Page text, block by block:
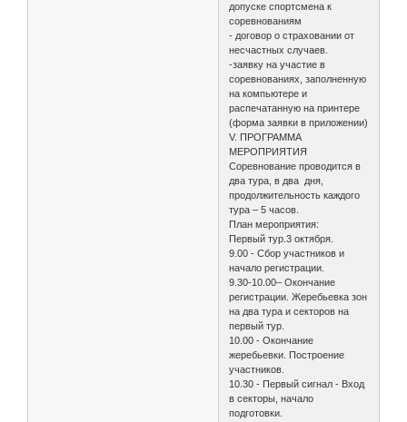
допуске спортсмена к
соревнованиям
- договор о страховании от
несчастных случаев.
-заявку на участие в
соревнованиях, заполненную
на компьютере и
распечатанную на принтере
(форма заявки в приложении)
V. ПРОГРАММА
МЕРОПРИЯТИЯ
Соревнование проводится в
два тура, в два дня,
продолжительность каждого
тура – 5 часов.
План мероприятия:
Первый тур.3 октября.
9.00 - Сбор участников и
начало регистрации.
9.30-10.00– Окончание
регистрации. Жеребьевка зон
на два тура и секторов на
первый тур.
10.00 - Окончание
жеребьевки. Построение
участников.
10.30 - Первый сигнал - Вход
в секторы, начало
подготовки.